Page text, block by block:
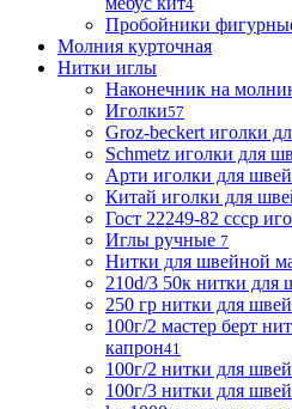
4
Пробойники
Молния курточная
Нитки иглы
Наконечник на
Иголки57
Groz-beckert иголки
Schmetz иголки для
Арти иголки для
Китай иголки для
Гост 22249-82 ссср
Иглы ручные 7
Нитки для швейной
210d/3 50к нитки
250 гр нитки для
100г/2 мастер берт
капрон41
100г/2 нитки для
100г/3 нитки для